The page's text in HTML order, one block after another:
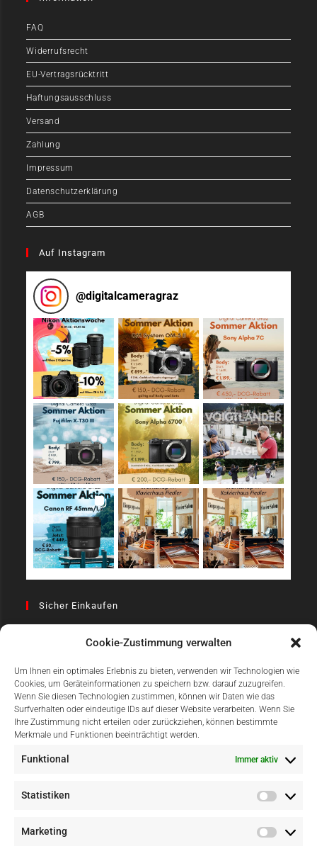
Cookie-Zustimmung verwalten
Um Ihnen ein optimales Erlebnis zu bieten, verwenden wir Technologien wie
Cookies, um Geräteinformationen zu speichern bzw. darauf zuzugreifen.
Wenn Sie diesen Technologien zustimmen, können wir Daten wie das
Surfverhalten oder eindeutige IDs auf dieser Website verarbeiten. Wenn Sie
Ihre Zustimmung nicht erteilen oder zurückziehen, können bestimmte
Merkmale und Funktionen beeinträchtigt werden.
Funktional Immer aktiv
Statistiken
Marketing
FAQ
Widerrufsrecht
EU-Vertragsrücktritt
Haftungsausschluss
Versand
Zahlung
Impressum
Datenschutzerklärung
AGB
Auf Instagram
@digitalcameragraz
Sicher Einkaufen
Einfach Online Bezahlen